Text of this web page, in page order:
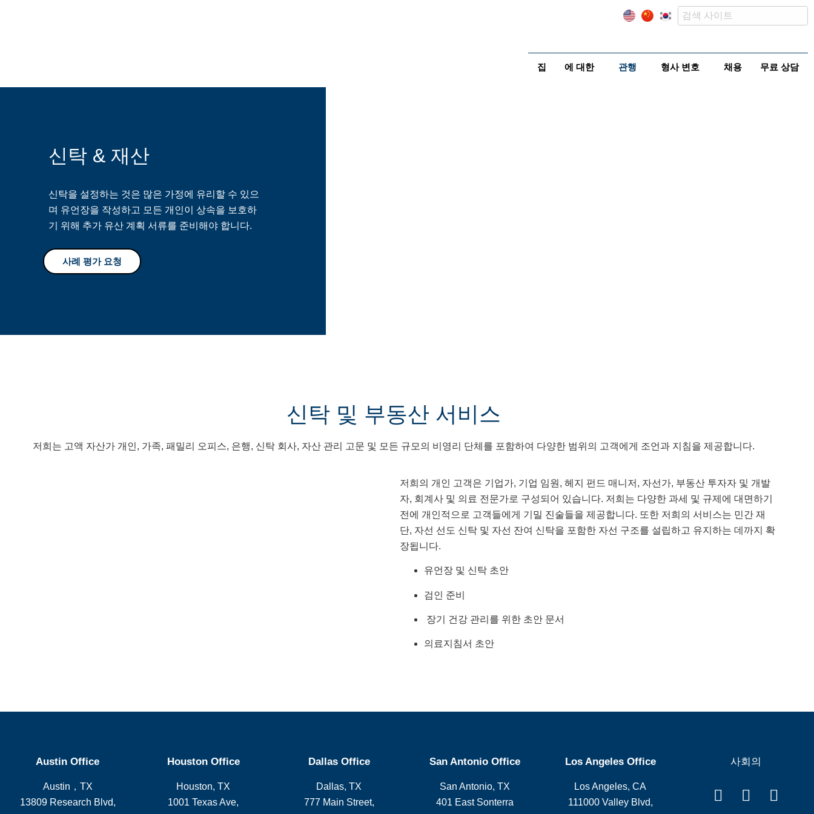
집 에 대한 관행 형사 변호 채용 무료 상담
신탁 & 재산
신탁을 설정하는 것은 많은 가정에 유리할 수 있으
며 유언장을 작성하고 모든 개인이 상속을 보호하
기
위해 추가 유산 계획 서류를 준비해야 합니다.
사례 평가 요청
신탁 및 부동산 서비스
저희는 고액 자산가 개인, 가족, 패밀리 오피스, 은행, 신탁 회사, 자산 관리 고문 및 모든 규모의 비영리 단체를 포함하여 다양한 범위의 고객에게 조언과 지침을 제공합니다.
저희의 개인 고객은 기업가, 기업 임원 , 헤지 펀드 매니저 , 자선가, 부동산 투자자 및 개발
자, 회계사 및 의료 전문가로 구성되어 있습니다. 저희는 다양한 과세 및 규제에 대면하기
전에 개인적으로 고객들에게 기밀 진술들을 제공합니다. 또한 저희의 서비스는 민간 재
단, 자선 선도 신탁 및 자선 잔여 신탁을 포함한 자선 구조를 설립하고 유지하는 데까지
확
장됩니다.
유언장 및 신탁 초안
검인 준비
장기 건강 관리를 위한 초안 문서
의료지침서 초안
Austin Office
Austin，TX
13809 Research Blvd,
Houston Office
Houston, TX
1001 Texas Ave,
Dallas Office
Dallas, TX
777 Main Street,
San Antonio Office
San Antonio, TX
401 East Sonterra
Los Angeles Office
Los Angeles, CA
111000 Valley Blvd,
사회의